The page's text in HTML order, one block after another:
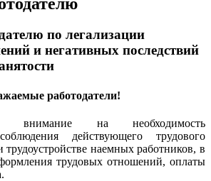
по легализации
и негативных последствий
работодатели!
внимание на необходимость
действующего трудового
трудоустройстве наемных работников, в
трудовых отношений, оплаты